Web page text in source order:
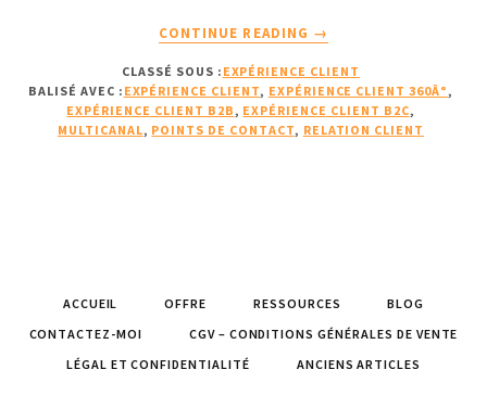
CONTINUE READING
CLIENT
DÉCRYPTÉE
→
CLASSÉ SOUS : EXPÉRIENCE CLIENT
BALISÉ AVEC : EXPÉRIENCE CLIENT, EXPÉRIENCE CLIENT 360Â° ,
EXPÉRIENCE CLIENT B2B , EXPÉRIENCE CLIENT B2C,
MULTICANAL, POINTS DE CONTACT, RELATION CLIENT
ACCUEIL OFFRE RESSOURCES
BLOG
CONTACTEZ-MOI
CGV – CONDITIONS GÉNÉRALES DE VENTE
LÉGAL ET CONFIDENTIALITÉ
ANCIENS ARTICLES